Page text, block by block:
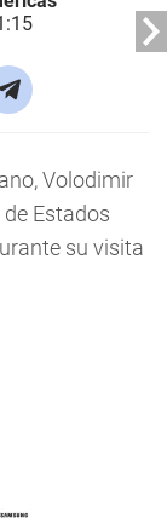
Volodimir
Estados
su visita